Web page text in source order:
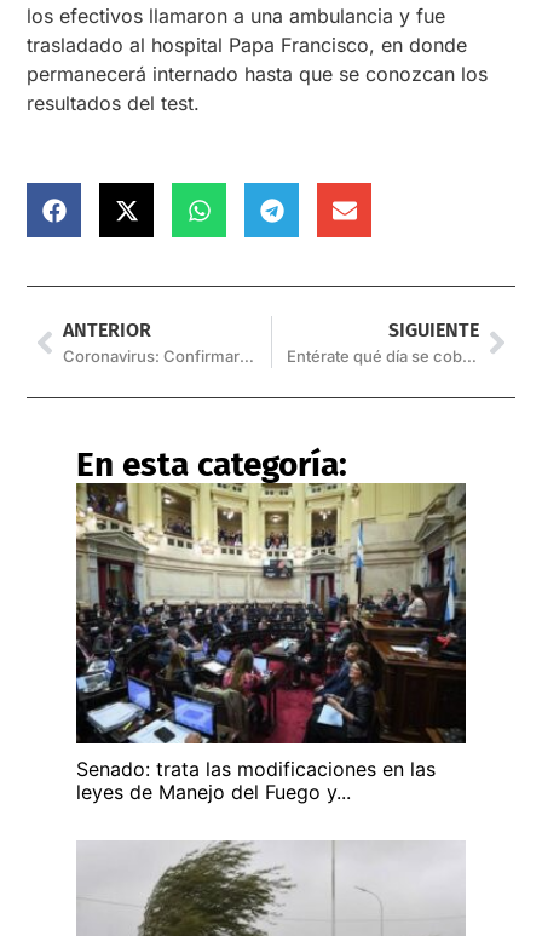
los efectivos llamaron a una ambulancia y fue
trasladado al hospital Papa Francisco, en donde
permanecerá internado hasta que se conozcan los
resultados del test.
ANTERIOR
Coronavirus: Confirmaron 29 muertes en las últimas 24 horas en el país
SIGUIENTE
Entérate qué día se cobra el aguinaldo en la provincia
En esta categoría:
Senado: trata las modificaciones en las
leyes de Manejo del Fuego y...